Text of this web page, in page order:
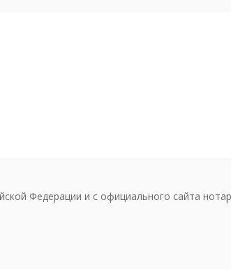
Федерации и с официального сайта